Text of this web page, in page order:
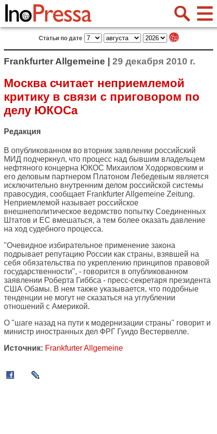
Статьи по дате
Frankfurter Allgemeine | 29 декабря 2010 г.
Москва считает неприемлемой
критику в связи с приговором по
делу ЮКОСа
Редакция
В опубликованном во вторник заявлении российский
МИД подчеркнул, что процесс над бывшим владельцем
нефтяного концерна ЮКОС Михаилом Ходорковским и
его деловым партнером Платоном Лебедевым является
исключительно внутренним делом российской системы
правосудия, сообщает Frankfurter Allgemeine Zeitung.
Неприемлемой называет российское
внешнеполитическое ведомство попытку Соединенных
Штатов и ЕС вмешаться, а тем более оказать давление
на ход судебного процесса.
"Очевидное избирательное применение закона
подрывает репутацию России как страны, взявшей на
себя обязательства по укреплению принципов правовой
государственности", - говорится в опубликованном
заявлении Роберта Гиббса - пресс-секретаря президента
США Обамы. В нем также указывается, что подобные
тенденции не могут не сказаться на углублении
отношений с Америкой.
О "шаге назад на пути к модернизации страны" говорит и
министр иностранных дел ФРГ Гуидо Вестервелле.
Источник: Frankfurter Allgemeine